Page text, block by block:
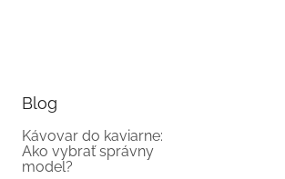
Blog
Kávovar do kaviarne:
Ako vybrať správny
model?